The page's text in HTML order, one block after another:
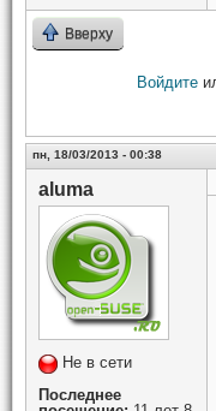
Вверху
Войдите
пн, 18/03/2013 - 00:38
aluma
Не в сети
Последнее